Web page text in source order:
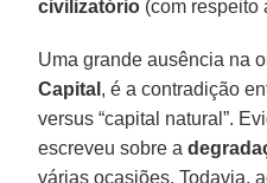
civilizatório (com respeito
Uma grande ausência na
Capital , é a contradição
versus “capital natural”.
escreveu sobre a
várias ocasiões. Todavia,